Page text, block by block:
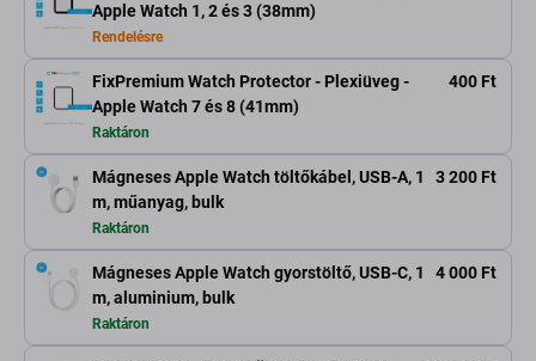
Apple Watch 1, 2 és 3 (38mm)
Rendelésre
FixPremium Watch Protector - Plexiüveg -
Apple Watch 7 és 8 (41mm)
400 Ft
Raktáron
Mágneses Apple Watch töltőkábel, USB-A, 1
m, műanyag, bulk
3 200 Ft
Raktáron
Mágneses Apple Watch gyorstöltő, USB-C, 1
m, aluminium, bulk
4 000 Ft
Raktáron